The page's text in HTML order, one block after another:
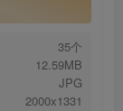
35个
12.59MB
JPG
2000x1331